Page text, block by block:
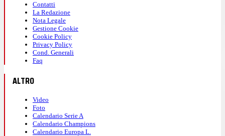
Contatti
La Redazione
Nota Legale
Gestione Cookie
Cookie Policy
Privacy Policy
Cond. Generali
Faq
ALTRO
Video
Foto
Calendario Serie A
Calendario Champions
Calendario Europa L.